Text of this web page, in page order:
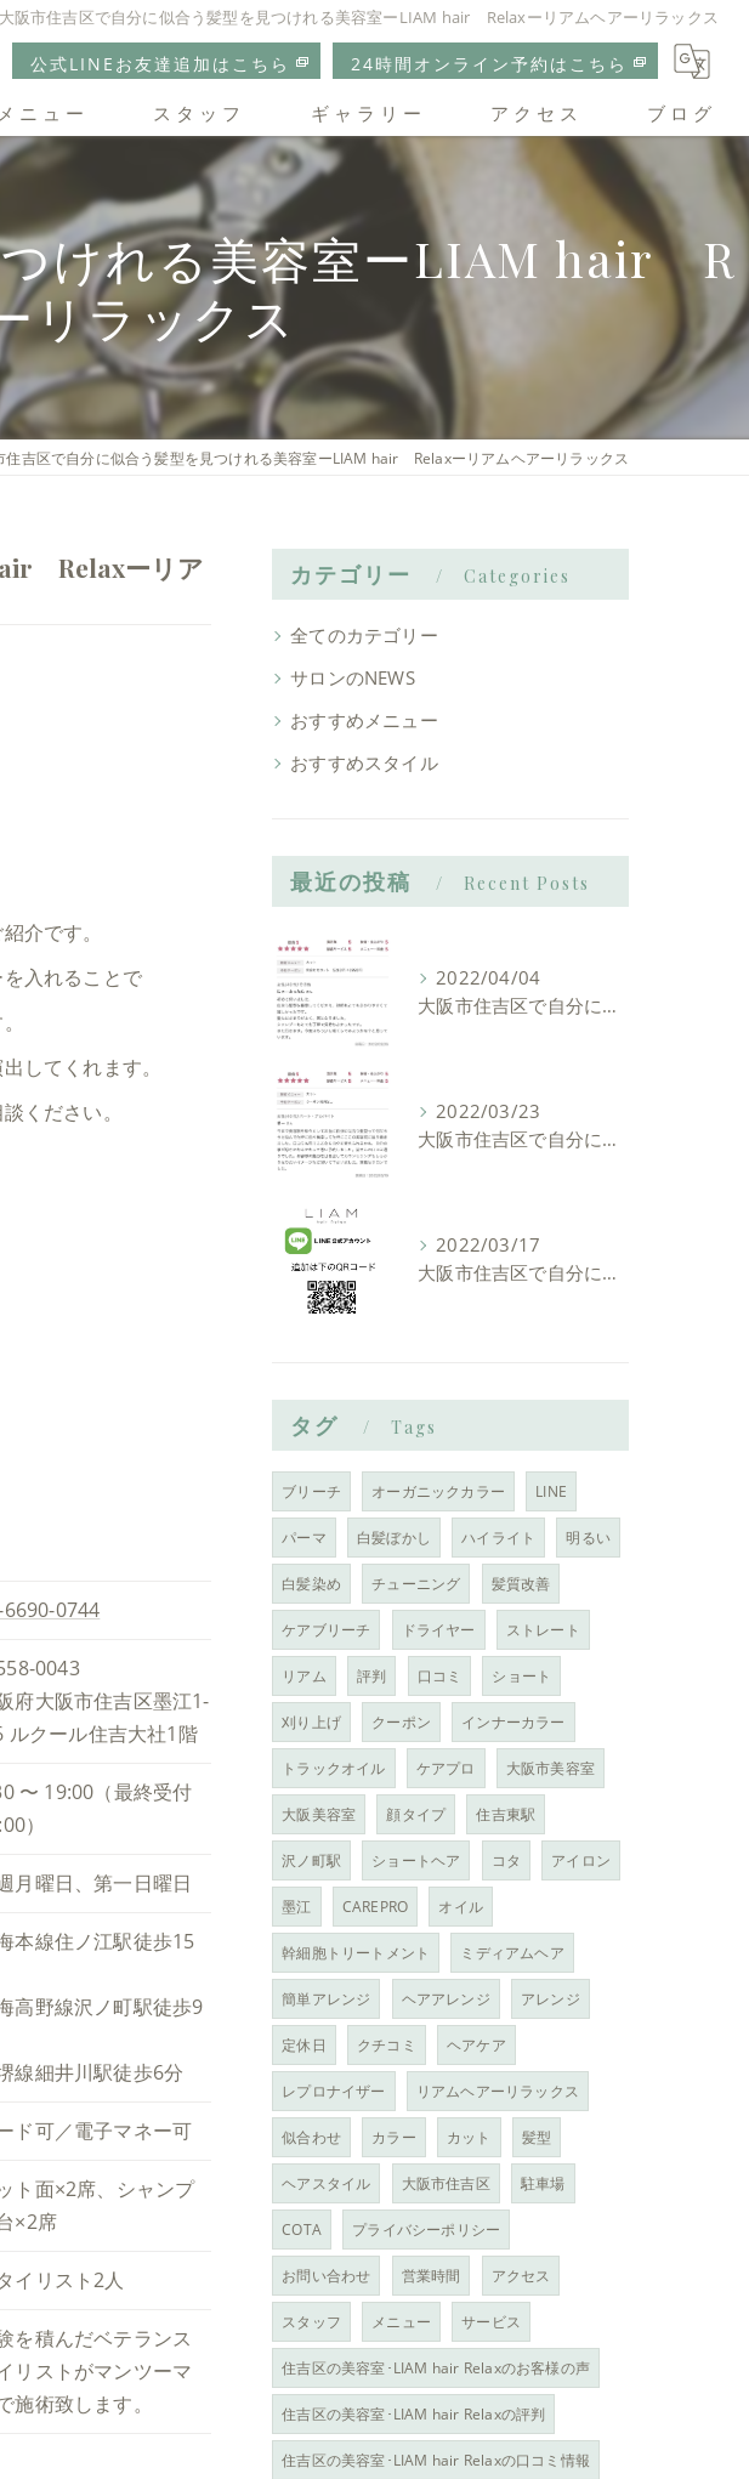
大阪市住吉区で自分に似合う髪型を見つけれる美容室ーLIAM hair Relaxーリアムヘアーリラックス
公式LINEお友達追加はこちら 24時間オンライン予約はこちら
メニュー スタッフ ギャラリー アクセス
リアムヘアーリラックス
ブログ
つけれる美容室ーLIAM hair R
リラックス
住吉区で自分に似合う髪型を見つけれる美容室ーLIAM hair Relaxーリアムヘアーリラックス
Relaxーリア
介です。
入れることで
してくれます。
ください。
0744
0043
府大阪市住吉区墨江1-
ルクール住吉大社1階
〜 19:00（最終受付
）
月曜日、第一日曜日
本線住ノ江駅徒歩15
高野線沢ノ町駅徒歩9
線細井川駅徒歩6分
ド可／電子マネー可
ト面×2席、シャンプ
×2席
イリスト2人
を積んだベテランス
リストがマンツーマ
施術致します。
カテゴリー Categories
全てのカテゴリー
サロンのNEWS
おすすめメニュー
おすすめスタイル
最近の投稿 Recent Posts
2022/04/04
大阪市住吉区で自分に似合う髪型を見つけれる美容室ーLIAM hair Relaxーリアムヘアーリラックス
2022/03/23
大阪市住吉区で自分に似合う髪型を見つけれる美容室ーLIAM hair Relaxーリアムヘアーリラックス
2022/03/17
大阪市住吉区で自分に似合う髪型を見つけれる美容室ーLIAM hair Relaxーリアムヘアーリラックス
タグ Tags
ブリーチ オーガニックカラー LINE
パーマ 白髪ぼかし ハイライト 明るい
白髪染め チューニング 髪質改善
ケアブリーチ ドライヤー ストレート
リアム 評判 口コミ ショート
刈り上げ クーポン インナーカラー
トラックオイル ケアプロ 大阪市美容室
大阪美容室 顔タイプ 住吉東駅
沢ノ町駅 ショートヘア コタ アイロン
墨江 CAREPRO オイル
幹細胞トリートメント ミディアムヘア
簡単アレンジ ヘアアレンジ アレンジ
定休日 クチコミ ヘアケア
レプロナイザー リアムヘアーリラックス
似合わせ カラー カット 髪型
ヘアスタイル 大阪市住吉区 駐車場
COTA プライバシーポリシー
お問い合わせ 営業時間 アクセス
スタッフ メニュー サービス
住吉区の美容室･LIAM hair Relaxのお客様の声
住吉区の美容室･LIAM hair Relaxの評判
住吉区の美容室･LIAM hair Relaxの口コミ情報